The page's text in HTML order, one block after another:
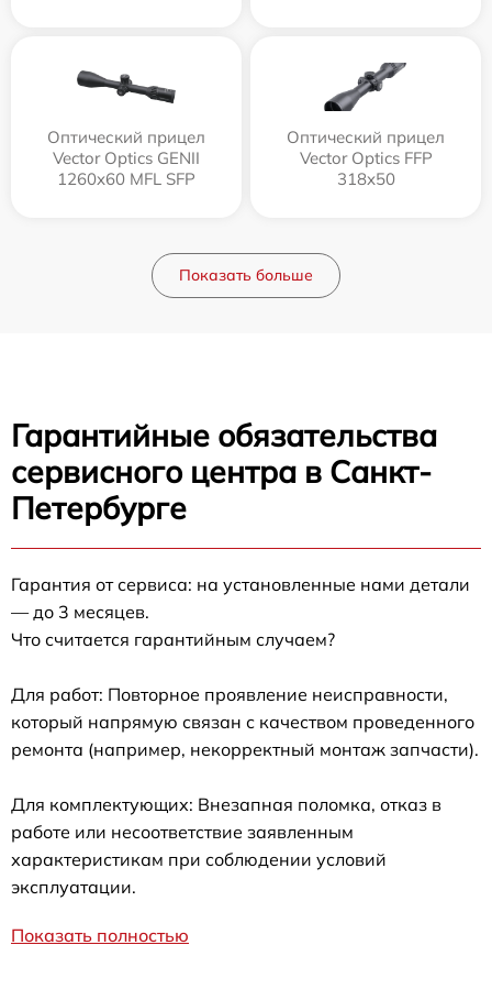
Оптический прицел
Vector Optics GENII
1260x60 MFL SFP
Оптический прицел
Vector Optics FFP
318x50
Показать больше
Гарантийные обязательства
сервисного центра в Санкт-
Петербурге
Гарантия от сервиса: на установленные нами детали
— до 3 месяцев.
Что считается гарантийным случаем?
Для работ: Повторное проявление неисправности,
который напрямую связан с качеством проведенного
ремонта (например, некорректный монтаж запчасти).
Для комплектующих: Внезапная поломка, отказ в
работе или несоответствие заявленным
характеристикам при соблюдении условий
эксплуатации.
Показать полностью